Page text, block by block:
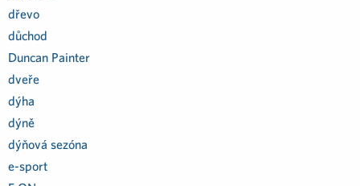
dřevo
důchod
Duncan Painter
dveře
dýha
dýně
dýňová sezóna
e-sport